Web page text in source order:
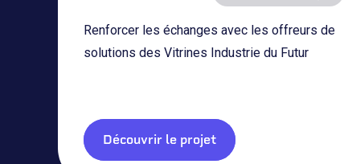
Renforcer les échanges avec les offreurs de
solutions des Vitrines Industrie du Futur
Découvrir le projet